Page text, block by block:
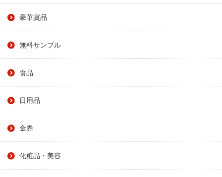
豪華賞品
無料サンプル
食品
日用品
金券
化粧品・美容